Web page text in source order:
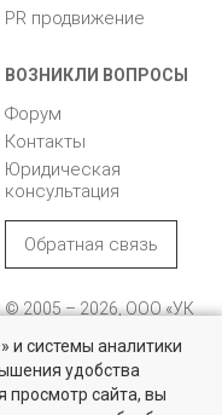
PR продвижение
ВОЗНИКЛИ ВОПРОСЫ
Форум
Контакты
Юридическая
консультация
Обратная связь
© 2005 – 2026, ООО «УК
196105, Санкт-
Петербург, пр. Юрия
Гагарина, 1
и системы аналитики
удобства
просмотр сайта, вы